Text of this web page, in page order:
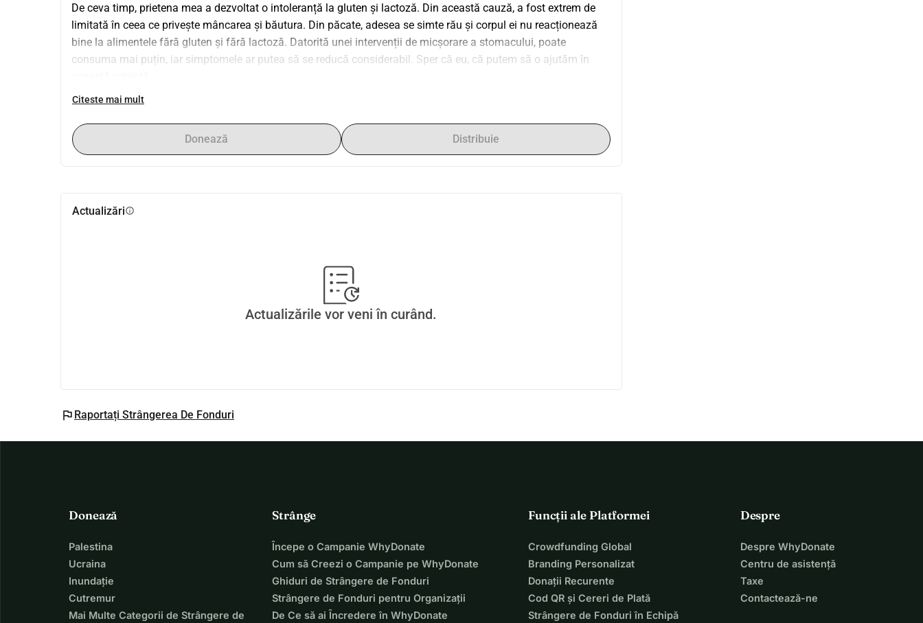
De ceva timp, prietena mea a dezvoltat o intoleranță la gluten și lactoză. Din această cauză, a fost extrem de
limitată în ceea ce privește mâncarea și băutura. Din păcate, adesea se simte rău și corpul ei nu reacționează
bine la alimentele fără gluten și fără lactoză. Datorită unei intervenții de micșorare a stomacului, poate
consuma mai puțin, iar simptomele ar putea să se reducă considerabil. Sper că eu, că putem să o ajutăm în
Citeste mai mult
Donează Distribuie
Actualizăriinfo
Actualizările vor veni în curând.
flag Raportați Strângerea De Fonduri
Donează
Palestina
Ucraina
Inundație
Cutremur
Mai Multe Categorii de Strângere de
Strânge
Începe o Campanie WhyDonate
Cum să Creezi o Campanie pe WhyDonate
Ghiduri de Strângere de Fonduri
Strângere de Fonduri pentru Organizații
De Ce să ai Încredere în WhyDonate
Funcții ale Platformei
Crowdfunding Global
Branding Personalizat
Donații Recurente
Cod QR și Cereri de Plată
Strângere de Fonduri în Echipă
Despre
Despre WhyDonate
Centru de asistență
Taxe
Contactează-ne